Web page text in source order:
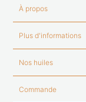
À propos
Plus d'informations
Nos huiles
Commande